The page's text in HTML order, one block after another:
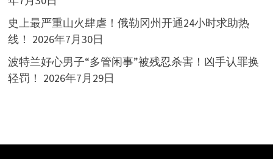
史上最严重山火肆虐！俄勒冈州开通24小时求助热
线！ 2026年7月30日
波特兰好心男子“多管闲事”被残忍杀害！凶手认罪换
轻罚！ 2026年7月29日